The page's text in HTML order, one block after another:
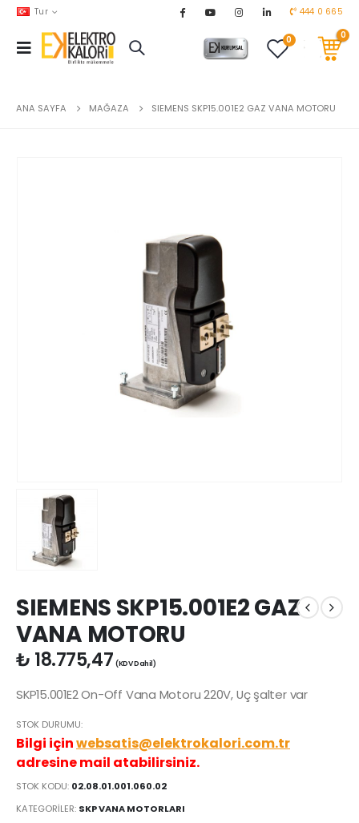
Tur 444 0 665
0 0
AKARYAKIT chevron_right
ANA SAYFA MAĞAZA SIEMENS SKP15.001E2 GAZ VANA MOTORU
SIEMENS SKP15.001E2 GAZ
VANA MOTORU
₺ 18.775,47 (KDV Dahil)
SKP15.001E2 On-Off Vana Motoru 220V, Uç şalter var
STOK DURUMU:
Bilgi içinwebsatis@elektrokalori.com.tr
adresine mail atabilirsiniz.
STOK KODU: 02.08.01.001.060.02
KATEGORILER: SKP VANA MOTORLARI